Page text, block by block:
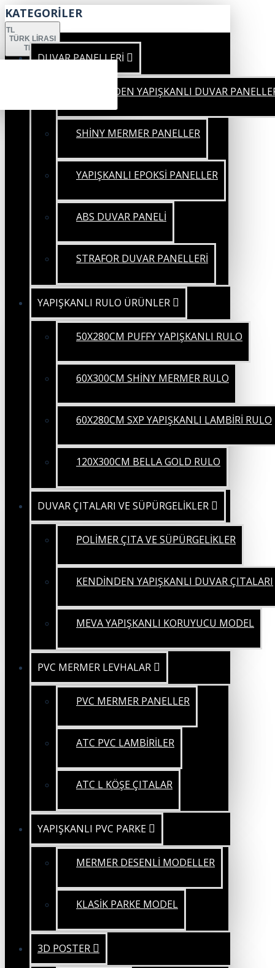
KATEGORİLER
TL
TÜRK LIRASI
TRY
DUVAR PANELLERİ
KENDİNDEN YAPIŞKANLI DUVAR
SHİNY MERMER PANELLER
YAPIŞKANLI EPOKSİ PANELLER
ABS DUVAR PANELİ
STRAFOR DUVAR PANELLERİ
YAPIŞKANLI RULO ÜRÜNLER
50X280CM PUFFY YAPIŞKANLI RULO
60X300CM SHİNY MERMER RULO
60X280CM SXP YAPIŞKANLI LAMBİRİ RULO
120X300CM BELLA GOLD RULO
DUVAR ÇITALARI VE SÜPÜRGELİKLER
POLİMER ÇITA VE SÜPÜRGELİKLER
KENDİNDEN YAPIŞKANLI DUVAR ÇITALARI
MEVA YAPIŞKANLI KORUYUCU MODEL
PVC MERMER LEVHALAR
PVC MERMER PANELLER
ATC PVC LAMBİRİLER
ATC L KÖŞE ÇITALAR
YAPIŞKANLI PVC PARKE
MERMER DESENLİ MODELLER
KLASİK PARKE MODEL
3D POSTER